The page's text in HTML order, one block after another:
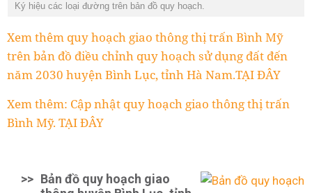
Ký hiệu các loại đường trên bản đồ quy hoạch.
Xem thêm quy hoạch giao thông thị trấn Bình Mỹ
trên bản đồ điều chỉnh quy hoạch sử dụng đất đến
năm 2030 huyện Bình Lục, tỉnh Hà Nam.TẠI ĐÂY
Xem thêm: Cập nhật quy hoạch giao thông thị trấn
Bình Mỹ. TẠI ĐÂY
>> Bản đồ quy hoạch giao